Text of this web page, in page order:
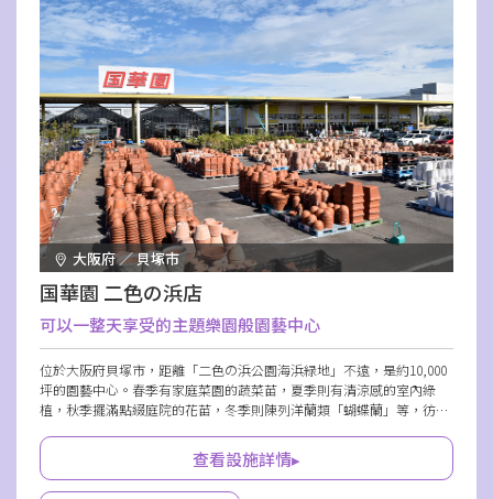
大阪府 ／ 貝塚市
国華園 二色の浜店
可以一整天享受的主題樂園般園藝中心
位於大阪府貝塚市，距離「二色の浜公園海浜緑地」不遠，是約10,000
坪的園藝中心。春季有家庭菜園的蔬菜苗，夏季則有清涼感的室內綠
植，秋季擺滿點綴庭院的花苗，冬季則陳列洋蘭類「蝴蝶蘭」等，彷彿
到滿意。
查看設施詳情▸